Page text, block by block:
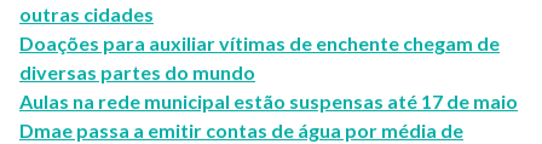
outras cidades
Doações para auxiliar vítimas de enchente chegam de
diversas partes do mundo
Aulas na rede municipal estão suspensas até 17 de maio
Dmae passa a emitir contas de água por média de